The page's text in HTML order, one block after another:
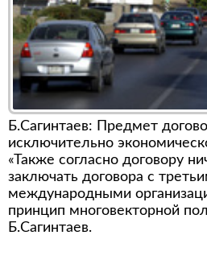
Б.Сагинтаев: Предмет
исключительно
«Также согласно договору
заключать договора с
международными
принцип многовекторной
Б.Сагинтаев.